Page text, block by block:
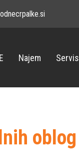
Najem Servis
oblog